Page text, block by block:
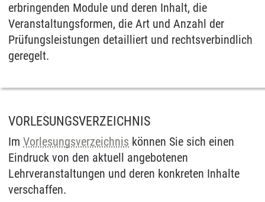
erbringenden Module und deren Inhalt, die
Veranstaltungs­formen, die Art und Anzahl der
Prüfungs­leistungen detailliert und rechts­verbindlich
geregelt.
VORLESUNGSVERZEICHNIS
Im Vorlesungsverzeichnis können Sie sich einen
Eindruck von den aktuell angebotenen
Lehrveranstaltungen und deren konkreten Inhalte
verschaffen.